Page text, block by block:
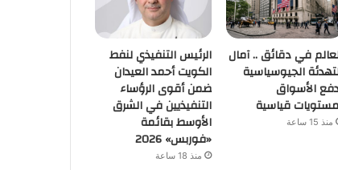
في دقائق .. آمال
الجيوسياسية
الأسواق
قياسية
منذ 15 ساعة
الرئيس التنفيذي لنفط
الكويت أحمد العيدان
ضمن أقوى الرؤساء
التنفيذيين في الشرق
الأوسط بقائمة
«فوربس» 2026
منذ 18 ساعة